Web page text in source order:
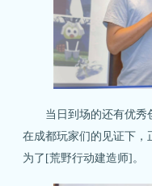
当日到场的还有优秀创
在成都玩家们的见证下
为了[荒野行动建造师]。